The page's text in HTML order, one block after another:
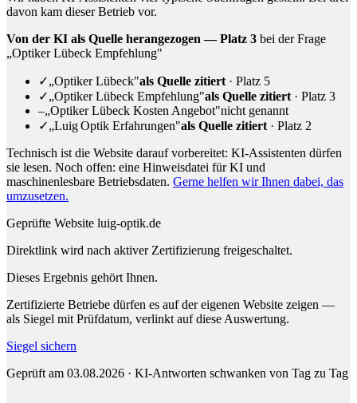
davon kam dieser Betrieb vor.
Von der KI als Quelle herangezogen — Platz 3 bei der Frage
„Optiker Lübeck Empfehlung"
✓„Optiker Lübeck"als Quelle zitiert· Platz 5
✓„Optiker Lübeck Empfehlung"als Quelle zitiert· Platz 3
–„Optiker Lübeck Kosten Angebot"nicht genannt
✓„Luig Optik Erfahrungen"als Quelle zitiert· Platz 2
Technisch ist die Website darauf vorbereitet: KI-Assistenten dürfen
sie lesen. Noch offen: eine Hinweisdatei für KI und
maschinenlesbare Betriebsdaten. Gerne helfen wir Ihnen dabei, das
umzusetzen.
Geprüfte Website luig-optik.de
Direktlink wird nach aktiver Zertifizierung freigeschaltet.
Dieses Ergebnis gehört Ihnen.
Zertifizierte Betriebe dürfen es auf der eigenen Website zeigen —
als Siegel mit Prüfdatum, verlinkt auf diese Auswertung.
Siegel sichern
Geprüft am 03.08.2026 · KI-Antworten schwanken von Tag zu Tag